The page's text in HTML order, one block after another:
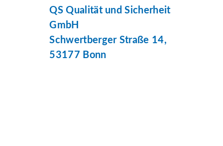
QS Qualität und Sicherheit
GmbH
Schwertberger Straße 14,
53177 Bonn